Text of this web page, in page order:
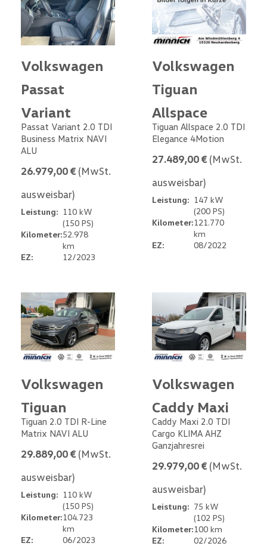
Volkswagen
Passat
Variant
Passat Variant 2.0 TDI
Business Matrix NAVI
ALU
26.979,00 € (MwSt.
ausweisbar)
Leistung: 110 kW
(150 PS)
Kilometer:52.978
km
EZ:
12/2023
Volkswagen
Tiguan
Allspace
Tiguan Allspace 2.0 TDI
Elegance 4Motion
27.489,00 € (MwSt.
ausweisbar)
Leistung: 147 kW
(200 PS)
Kilometer:121.770
km
EZ:
08/2022
Volkswagen
Tiguan
Tiguan 2.0 TDI R-Line
Matrix NAVI ALU
29.889,00 € (MwSt.
ausweisbar)
Leistung: 110 kW
(150 PS)
Kilometer:104.723
km
EZ:
06/2023
Volkswagen
Caddy Maxi
Caddy Maxi 2.0 TDI
Cargo KLIMA AHZ
Ganzjahresrei
29.979,00 € (MwSt.
ausweisbar)
Leistung: 75 kW
(102 PS)
Kilometer:100 km
EZ:
02/2026